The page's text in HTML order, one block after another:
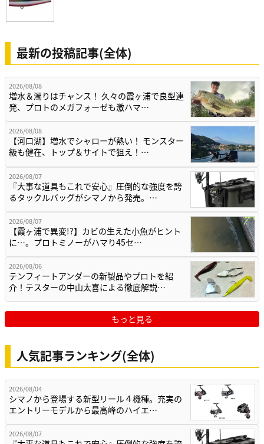
最新の投稿記事(全体)
2026/08/08
増水＆濁りはチャンス！ 久々の霞ヶ浦で良型連
発、プロトのメガフォーゼも激ハマ…
2026/08/08
【河口湖】増水でシャローが熱い！ モンスター
級も健在、トップ＆サイトで狙え！…
2026/08/07
『大事な道具もこれで安心』圧倒的な強度を誇
るタックルバッグがシマノから発売。…
2026/08/07
【霞ヶ浦で異変!?】カビの生えた小魚がヒント
に…。プロトミノーがハマり45セ…
2026/08/06
テンフィートアンダーの新製品やプロトを紹
介！テスターの中山太喜による徹底解説…
もっと見る
人気記事ランキング(全体)
2026/08/04
シマノから登場する新型リール４機種。充実の
エントリーモデルから最高峰のハイエ…
2026/08/07